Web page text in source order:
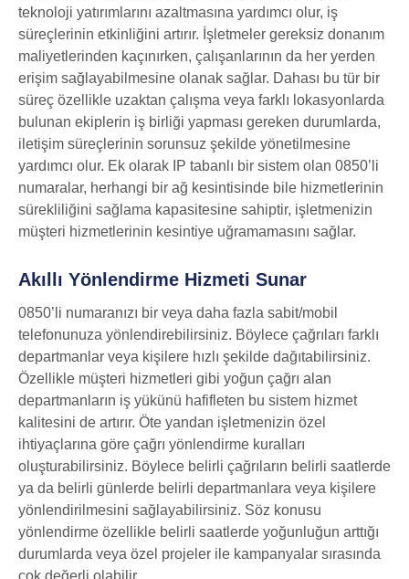
teknoloji yatırımlarını azaltmasına yardımcı olur, iş
süreçlerinin etkinliğini artırır. İşletmeler gereksiz donanım
maliyetlerinden kaçınırken, çalışanlarının da her yerden
erişim sağlayabilmesine olanak sağlar. Dahası bu tür bir
süreç özellikle uzaktan çalışma veya farklı lokasyonlarda
bulunan ekiplerin iş birliği yapması gereken durumlarda,
iletişim süreçlerinin sorunsuz şekilde yönetilmesine
yardımcı olur. Ek olarak IP tabanlı bir sistem olan 0850’li
numaralar, herhangi bir ağ kesintisinde bile hizmetlerinin
sürekliliğini sağlama kapasitesine sahiptir, işletmenizin
müşteri hizmetlerinin kesintiye uğramamasını sağlar.
Akıllı Yönlendirme Hizmeti Sunar
0850’li numaranızı bir veya daha fazla sabit/mobil
telefonunuza yönlendirebilirsiniz. Böylece çağrıları farklı
departmanlar veya kişilere hızlı şekilde dağıtabilirsiniz.
Özellikle müşteri hizmetleri gibi yoğun çağrı alan
departmanların iş yükünü hafifleten bu sistem hizmet
kalitesini de artırır. Öte yandan işletmenizin özel
ihtiyaçlarına göre çağrı yönlendirme kuralları
oluşturabilirsiniz. Böylece belirli çağrıların belirli saatlerde
ya da belirli günlerde belirli departmanlara veya kişilere
yönlendirilmesini sağlayabilirsiniz. Söz konusu
yönlendirme özellikle belirli saatlerde yoğunluğun arttığı
durumlarda veya özel projeler ile kampanyalar sırasında